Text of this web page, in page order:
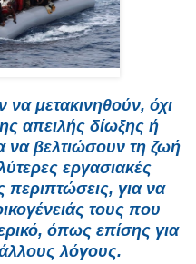
να μετακινηθούν, όχι
απειλής δίωξης ή
να βελτιώσουν τη ζωή
εργασιακές
για να
τους που
όπως επίσης για
λόγους.